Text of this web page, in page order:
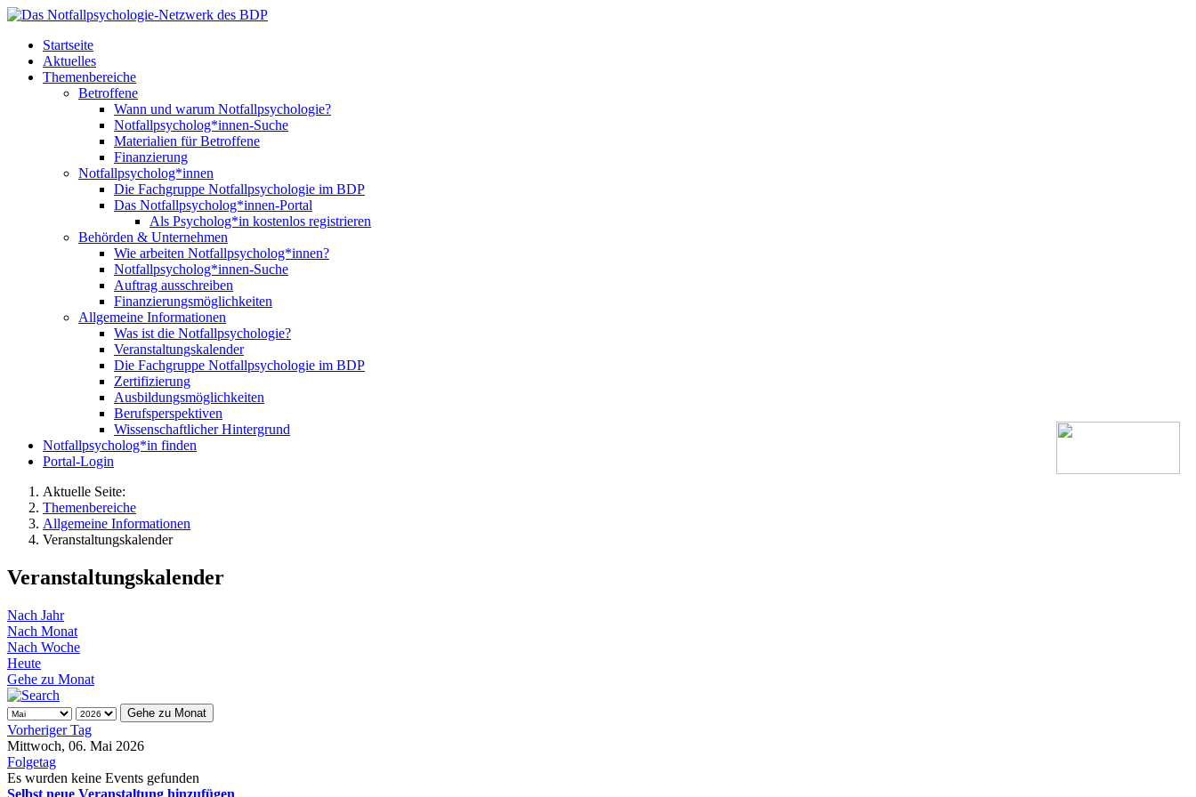
Startseite
Aktuelles
Themenbereiche
Betroffene
Wann und warum Notfallpsychologie?
Notfallpsycholog*innen-Suche
Materialien für Betroffene
Finanzierung
Notfallpsycholog*innen
Die Fachgruppe Notfallpsychologie im BDP
Das Notfallpsycholog*innen-Portal
Als Psycholog*in kostenlos registrieren
Behörden & Unternehmen
Wie arbeiten Notfallpsycholog*innen?
Notfallpsycholog*innen-Suche
Auftrag ausschreiben
Finanzierungsmöglichkeiten
Allgemeine Informationen
Was ist die Notfallpsychologie?
Veranstaltungskalender
Die Fachgruppe Notfallpsychologie im BDP
Zertifizierung
Ausbildungsmöglichkeiten
Berufsperspektiven
Wissenschaftlicher Hintergrund
Notfallpsycholog*in finden
Portal-Login
Aktuelle Seite:
Themenbereiche
Allgemeine Informationen
Veranstaltungskalender
Veranstaltungskalender
Nach Jahr
Nach Monat
Nach Woche
Heute
Gehe zu Monat
Gehe zu Monat
Vorheriger Tag
Mittwoch, 06. Mai 2026
Folgetag
Es wurden keine Events gefunden
Selbst neue Veranstaltung hinzufügen